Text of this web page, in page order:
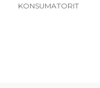
KONSUMATORIT